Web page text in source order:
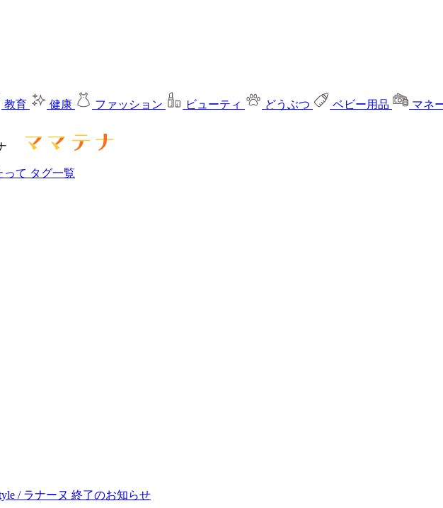
教育 健康 ファッション ビューティ どうぶつ ベビー用品 マネ
って タグ一覧
/ ラナーヌ 終了のお知らせ